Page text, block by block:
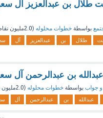
طلال بن عبدالعزيز آل
بواسطة خطوات محلوله (2.0مليون
طلال بن عبدالعزيز آل
بن عبدالرحمن آل
جواب بواسطة خطوات محلوله (2.0مليون
عبدالله بن عبدالرحمن آل